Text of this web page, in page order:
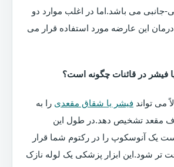
جانبی می باشد.اما در اغلب موارد دو
این عارضه مورد استفاده قرار می
در قائنات چگونه است؟
تواند فیشر یا شقاق مقعدی را به
مقعد تشخیص دهد.در طول این
یک آنوسکوپ را در رکتوم شما قرار
تر شود.این ابزار پزشکی یک لوله نازک